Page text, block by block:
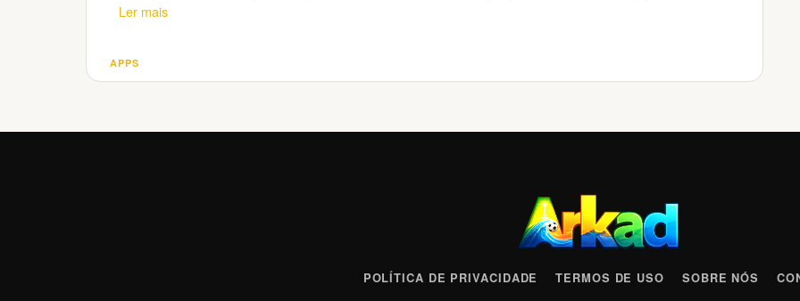
Ler mais
Categorias
APPS
POLÍTICA DE PRIVACIDADE TERMOS DE USO SOBRE NÓS